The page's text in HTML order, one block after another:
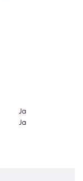
Ja
Ja